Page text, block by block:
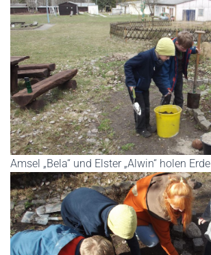
Amsel „Bela“ und Elster „Alwin“ holen Erde